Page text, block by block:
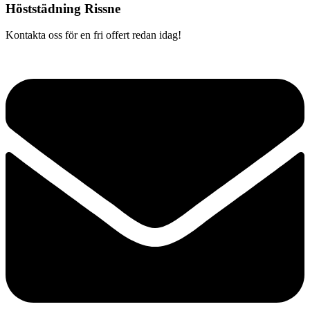
Höststädning Rissne
Kontakta oss för en fri offert redan idag!